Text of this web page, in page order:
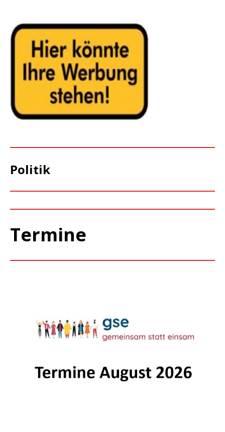
Politik
Termine